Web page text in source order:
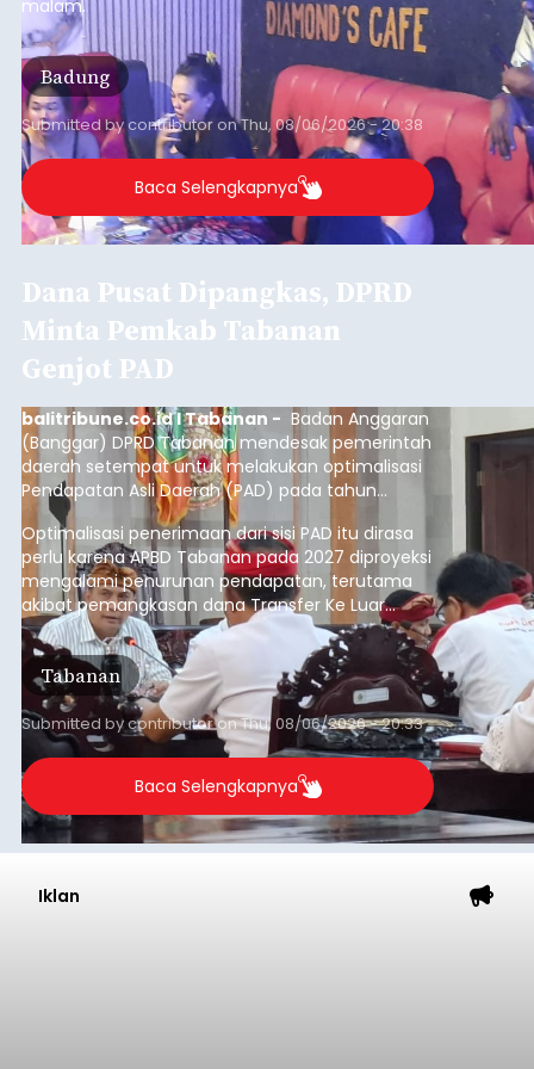
malam.
Badung
Submitted bycontributoronThu, 08/06/2026 - 20:38
Baca Selengkapnya
Dana Pusat Dipangkas, DPRD
Minta Pemkab Tabanan
Genjot PAD
balitribune.co.id I Tabanan - Badan Anggaran
(Banggar) DPRD Tabanan mendesak pemerintah
daerah setempat untuk melakukan optimalisasi
Pendapatan Asli Daerah (PAD) pada tahun
anggaran 2027.
Optimalisasi penerimaan dari sisi PAD itu dirasa
perlu karena APBD Tabanan pada 2027 diproyeksi
mengalami penurunan pendapatan, terutama
akibat pemangkasan dana Transfer Ke Luar
Daerah (TKD) dari pemerintah pusat.
Tabanan
Submitted bycontributoronThu, 08/06/2026 - 20:33
Baca Selengkapnya
Iklan